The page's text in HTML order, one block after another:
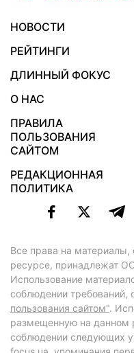
НОВОСТИ
РЕЙТИНГИ
ДЛИННЫЙ ФОКУС
О НАС
ПРАВИЛА
ПОЛЬЗОВАНИЯ
САЙТОМ
РЕДАКЦИОННАЯ
ПОЛИТИКА
Все права на
ресурсе, принадлежат
Использование
соблюдении требований,
пользования сайтом".
размещенную на данном
соблюдении следующих